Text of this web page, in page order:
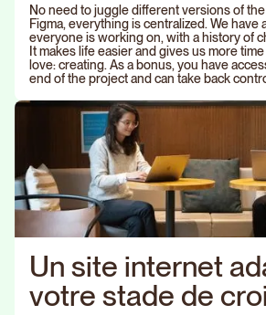
No need to juggle different versions of
Figma, everything is centralized. We have
everyone is working on, with a history of
It makes life easier and gives us more
love: creating. As a bonus, you have
end of the project and can take back
Un site internet ad
votre stade de cro